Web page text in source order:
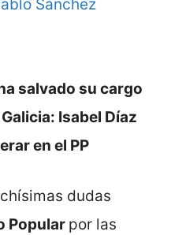
Sánchez
salvado su cargo
Isabel Díaz
en el PP
dudas
Popular por las